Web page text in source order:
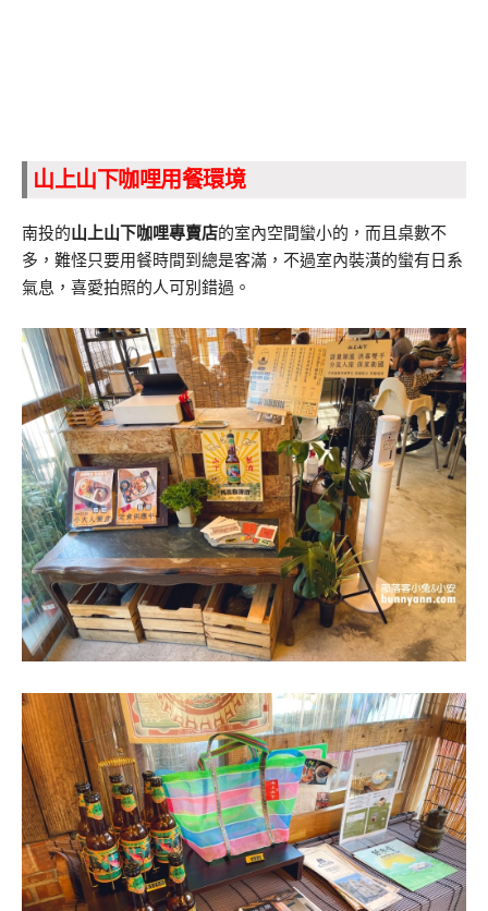
山上山下咖哩用餐環境
南投的山上山下咖哩專賣店的室內空間蠻小的，而且桌數不
多，難怪只要用餐時間到總是客滿，不過室內裝潢的蠻有日系
氣息，喜愛拍照的人可別錯過。